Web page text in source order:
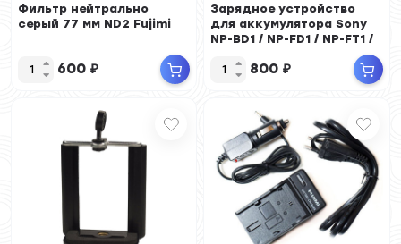
Фильтр нейтрально
серый 77 мм ND2 Fujimi
600 ₽
Зарядное устройство
для аккумулятора Sony
NP-BD1 / NP-FD1 / NP-FT1 /
800 ₽